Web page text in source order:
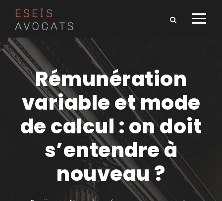
Rémunération
variable et mode
de calcul : on doit
s’entendre à
nouveau ?